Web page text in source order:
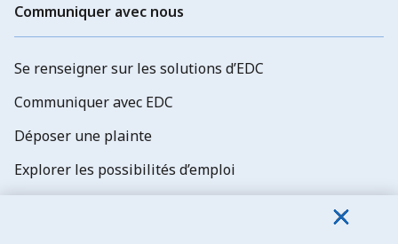
Communiquer avec nous
Se renseigner sur les solutions d’EDC
Communiquer avec EDC
Déposer une plainte
Explorer les possibilités d’emploi